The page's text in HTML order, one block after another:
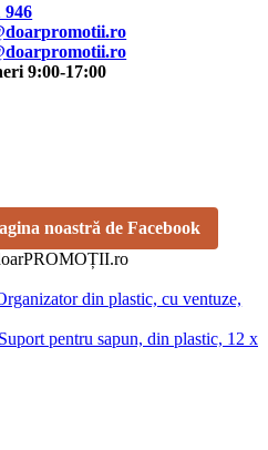
946
9:00-17:00
PE FACEBOOK
noastră de Facebook
din plastic, cu ventuze,
Suport pentru sapun, din plastic, 12 x